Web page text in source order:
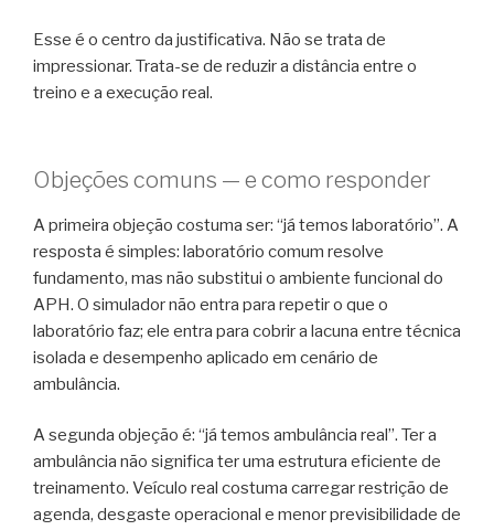
Esse é o centro da justificativa. Não se trata de
impressionar. Trata-se de reduzir a distância entre o
treino e a execução real.
Objeções comuns — e como responder
A primeira objeção costuma ser: “já temos laboratório”. A
resposta é simples: laboratório comum resolve
fundamento, mas não substitui o ambiente funcional do
APH. O simulador não entra para repetir o que o
laboratório faz; ele entra para cobrir a lacuna entre técnica
isolada e desempenho aplicado em cenário de
ambulância.
A segunda objeção é: “já temos ambulância real”. Ter a
ambulância não significa ter uma estrutura eficiente de
treinamento. Veículo real costuma carregar restrição de
agenda, desgaste operacional e menor previsibilidade de